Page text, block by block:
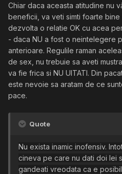
Chiar daca aceasta atitudine nu
beneficii, va veti simti foarte
dezvolta o relatie OK cu acea
- daca NU a fost o neintelegere
anterioare. Regulile raman
de sex, nu trebuie sa aveti
va fie frica si NU UITATI. Din
este nevoie sa aratam de ce
pace.
Quote
Nu exista inamic inofensiv.
cineva pe care nu dati doi lei
gandeati vreodata ca e